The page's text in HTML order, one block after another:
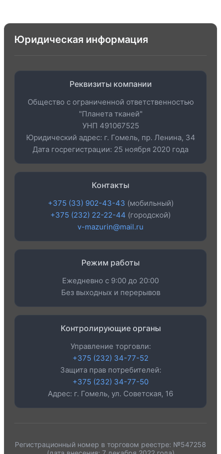
Юридическая информация
Реквизиты компании
Общество с ограниченной ответственностью
"Планета тканей"
УНП 491067525
Юридический адрес: г. Гомель, пр. Ленина, 34
Дата госрегистрации: 25 ноября 2020 года
Контакты
+375 (33) 902-43-43 (мобильный)
+375 (232) 22-22-44 (городской)
v-mazurin@mail.ru
Режим работы
Ежедневно с 9:00 до 20:00
Без выходных и перерывов
Контролирующие органы
Управление торговли:
+375 (232) 34-77-52
Защита прав потребителей:
+375 (232) 34-77-50
Адрес: г. Гомель, ул. Советская, 16
Регистрационный номер в торговом реестре: №547258